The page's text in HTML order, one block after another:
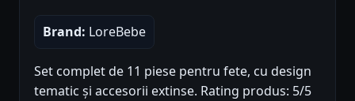
Brand: LoreBebe
Set complet de 11 piese pentru fete, cu design
tematic și accesorii extinse. Rating produs: 5/5